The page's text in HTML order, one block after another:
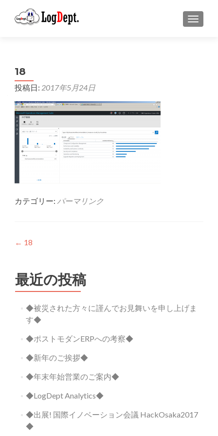
ナビゲ
18
投稿日: 2017年5月24日
カテゴリー: パーマリンク
投
ナ
ビ
ゲ
シ
ョ
ン
← 18
最近の投稿
◆被災された方々に謹んでお見舞いを申し上げま
す◆
◆ポストモダンERPへの考察◆
◆新年のご挨拶◆
◆年末年始営業のご案内◆
◆LogDept Analytics◆
◆出展! 国際イノベーション会議 HackOsaka2017
◆